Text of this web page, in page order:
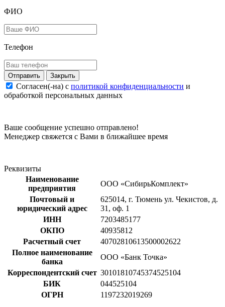
ФИО
Телефон
Закрыть
Согласен(-на) c политикой конфиденциальности и
обработкой персональных данных
Ваше сообщение успешно отправлено!
Менеджер свяжется с Вами в ближайшее время
Реквизиты
Наименование
предприятия
ООО «СибирьКомплект»
Почтовый и
юридический адрес
625014, г. Тюмень ул. Чекистов, д.
31, оф. 1
ИНН
7203485177
ОКПО
40935812
Расчетный счет
40702810613500002622
Полное наименование
банка
ООО «Банк Точка»
Корреспондентский счет 30101810745374525104
БИК
044525104
ОГРН
1197232019269